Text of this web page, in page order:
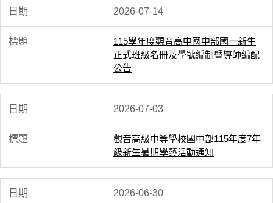
2026-07-14
115學年度觀音高中國中部國一新生
正式班級名冊及學號編制暨導師編配
公告
2026-07-03
觀音高級中等學校國中部115年度7年
級新生暑期學藝活動通知
2026-06-30